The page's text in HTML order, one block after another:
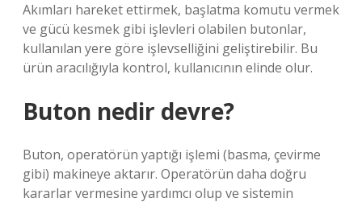
Akımları hareket ettirmek, başlatma komutu vermek
ve gücü kesmek gibi işlevleri olabilen butonlar,
kullanılan yere göre işlevselliğini geliştirebilir. Bu
ürün aracılığıyla kontrol, kullanıcının elinde olur.
Buton nedir devre?
Buton, operatörün yaptığı işlemi (basma, çevirme
gibi) makineye aktarır. Operatörün daha doğru
kararlar vermesine yardımcı olup ve sistemin